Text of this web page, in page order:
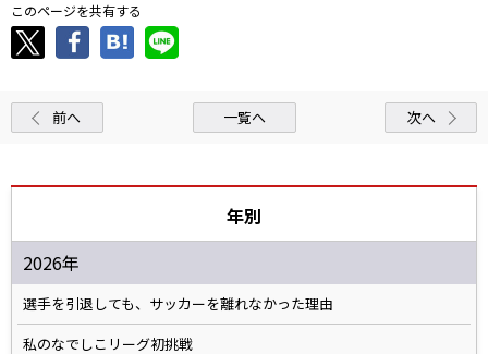
このページを共有する
前へ 一覧へ 次へ
年別
2026年
選手を引退しても、サッカーを離れなかった理由
私のなでしこリーグ初挑戦